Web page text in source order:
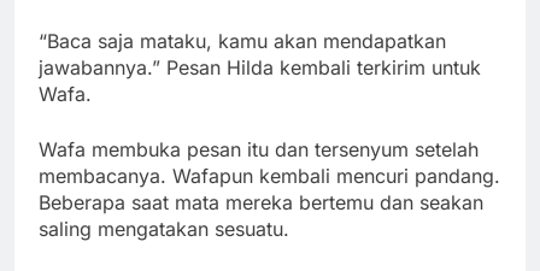
“Baca saja mataku, kamu akan mendapatkan
jawabannya.” Pesan Hilda kembali terkirim untuk
Wafa.
Wafa membuka pesan itu dan tersenyum setelah
membacanya. Wafapun kembali mencuri pandang.
Beberapa saat mata mereka bertemu dan seakan
saling mengatakan sesuatu.